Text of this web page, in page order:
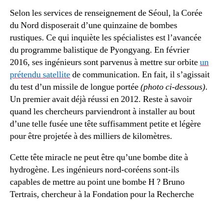
Selon les services de renseignement de Séoul, la Corée
du Nord disposerait d’une quinzaine de bombes
rustiques. Ce qui inquiète les spécialistes est l’avancée
du programme balistique de Pyongyang. En février
2016, ses ingénieurs sont parvenus à mettre sur orbiteun
prétendu satellitede communication. En fait, il s’agissait
du test d’un missile de longue portée(photo ci-dessous).
Un premier avait déjà réussi en 2012. Reste à savoir
quand les chercheurs parviendront à installer au bout
d’une telle fusée une tête suffisamment petite et légère
pour être projetée à des milliers de kilomètres.
Cette tête miracle ne peut être qu’une bombe dite à
hydrogène. Les ingénieurs nord-coréens sont-ils
capables de mettre au point une bombe H ? Bruno
Tertrais, chercheur à la Fondation pour la Recherche